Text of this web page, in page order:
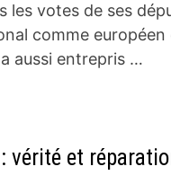
les votes de ses
comme
aussi entrepris …
vérité et